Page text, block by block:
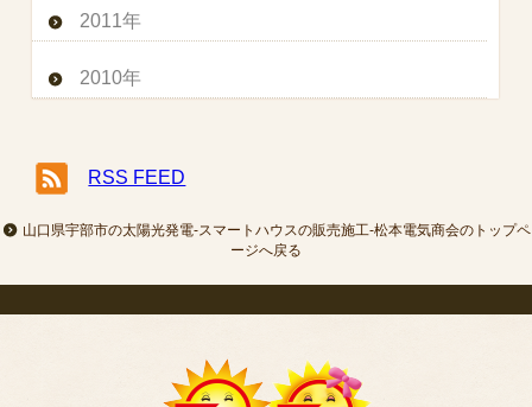
2011年
2010年
RSS FEED
山口県宇部市の太陽光発電-スマートハウスの販売施工-松本電気商会のトップペ
ージへ戻る